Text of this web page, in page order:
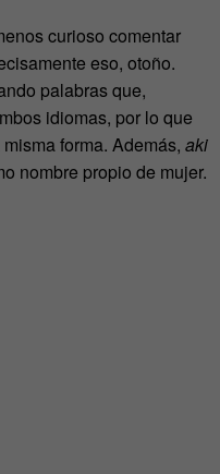
curioso comentar
eso, otoño.
palabras que,
idiomas, por lo que
forma. Además, aki
nombre propio de mujer.